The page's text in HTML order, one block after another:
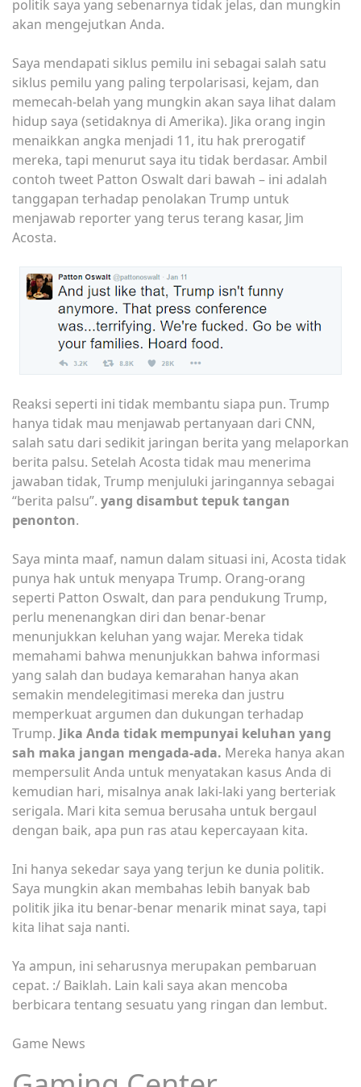
politik saya yang sebenarnya tidak jelas, dan mungkin
akan mengejutkan Anda.
Saya mendapati siklus pemilu ini sebagai salah satu
siklus pemilu yang paling terpolarisasi, kejam, dan
memecah-belah yang mungkin akan saya lihat dalam
hidup saya (setidaknya di Amerika). Jika orang ingin
menaikkan angka menjadi 11, itu hak prerogatif
mereka, tapi menurut saya itu tidak berdasar. Ambil
contoh tweet Patton Oswalt dari bawah – ini adalah
tanggapan terhadap penolakan Trump untuk
menjawab reporter yang terus terang kasar, Jim
Acosta.
Reaksi seperti ini tidak membantu siapa pun. Trump
hanya tidak mau menjawab pertanyaan dari CNN,
salah satu dari sedikit jaringan berita yang melaporkan
berita palsu. Setelah Acosta tidak mau menerima
jawaban tidak, Trump menjuluki jaringannya sebagai
“berita palsu”. yang disambut tepuk tangan
penonton.
Saya minta maaf, namun dalam situasi ini, Acosta tidak
punya hak untuk menyapa Trump. Orang-orang
seperti Patton Oswalt, dan para pendukung Trump,
perlu menenangkan diri dan benar-benar
menunjukkan keluhan yang wajar. Mereka tidak
memahami bahwa menunjukkan bahwa informasi
yang salah dan budaya kemarahan hanya akan
semakin mendelegitimasi mereka dan justru
memperkuat argumen dan dukungan terhadap
Trump. Jika Anda tidak mempunyai keluhan yang
sah maka jangan mengada-ada. Mereka hanya akan
mempersulit Anda untuk menyatakan kasus Anda di
kemudian hari, misalnya anak laki-laki yang berteriak
serigala. Mari kita semua berusaha untuk bergaul
dengan baik, apa pun ras atau kepercayaan kita.
Ini hanya sekedar saya yang terjun ke dunia politik.
Saya mungkin akan membahas lebih banyak bab
politik jika itu benar-benar menarik minat saya, tapi
kita lihat saja nanti.
Ya ampun, ini seharusnya merupakan pembaruan
cepat. :/ Baiklah. Lain kali saya akan mencoba
berbicara tentang sesuatu yang ringan dan lembut.
Game News